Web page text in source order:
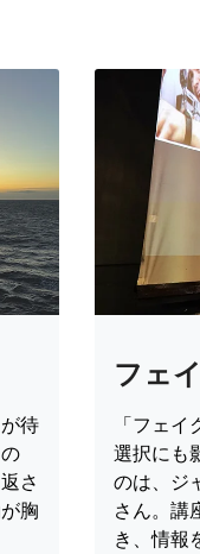
待
さ
胸
フェ
「フェ
選択にも
のは、ジ
さん。講
き、情報